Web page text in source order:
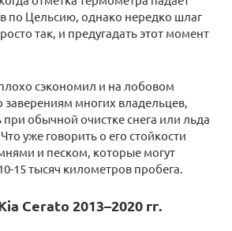
по Цельсию, однако нередко шлаг
так, и предугадать этот момент
сэкономил и на лобовом
заверениям многих владельцев,
обычной очистке снега или льда
уже говорить о его стойкости
и песком, которые могут
15 тысяч километров пробега.
Cerato 2013–2020 гг.